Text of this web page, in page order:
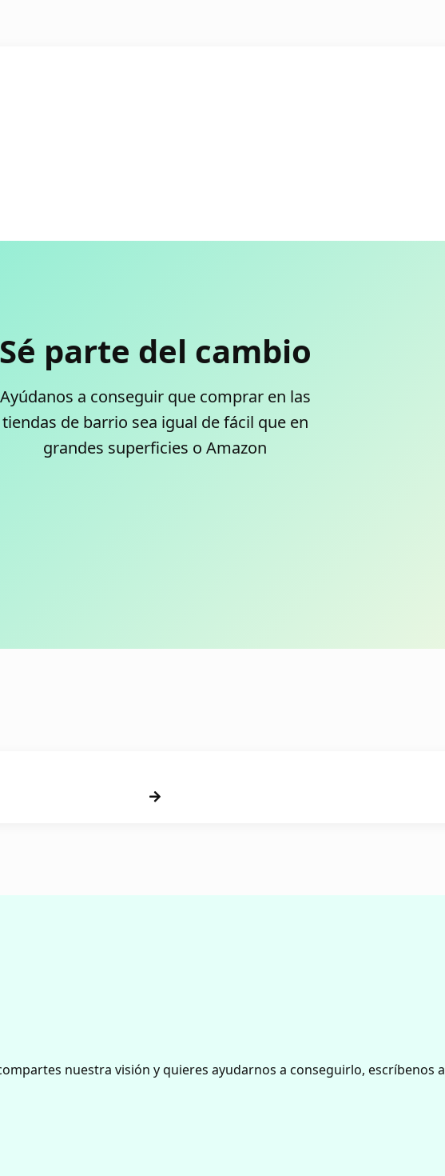
Sé parte del cambio
Ayúdanos a conseguir que comprar en las
tiendas de barrio sea igual de fácil que en
grandes superficies o Amazon
nuestra visión y quieres ayudarnos a conseguirlo, escríbenos a